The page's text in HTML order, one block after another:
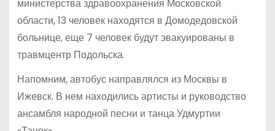
министерства здравоохранения Московской
области, 13 человек находятся в Домодедовской
больнице, еще 7 человек будут эвакуированы в
травмцентр Подольска.
Напомним, автобус направлялся из Москвы в
Ижевск. В нем находились артисты и руководство
ансамбля народной песни и танца Удмуртии